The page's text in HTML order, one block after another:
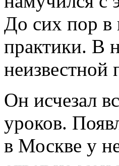
До сих пор в
практики. В
неизвестной
Он исчезал
уроков.
в Москве у